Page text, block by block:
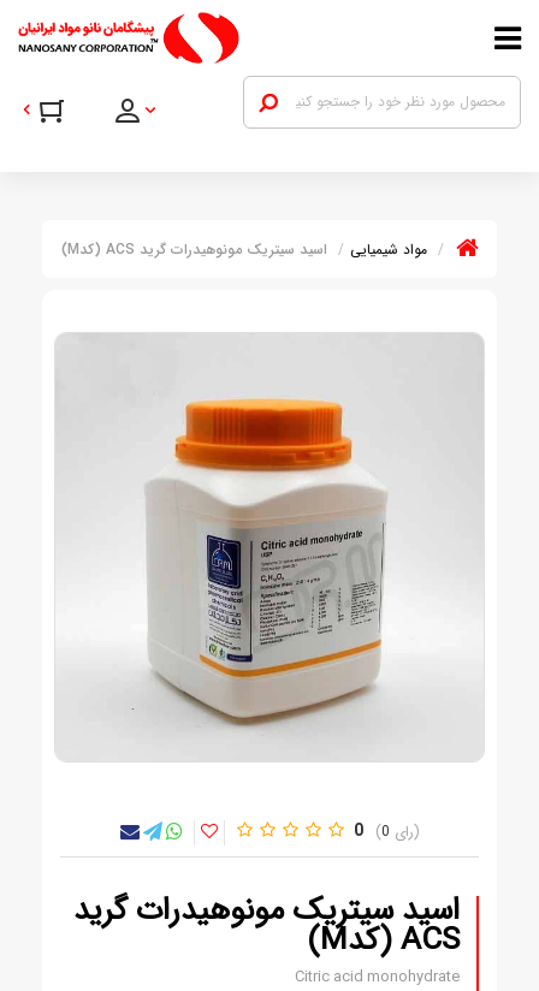
مواد شیمیایی اسید سیتریک مونوهیدرات گرید ACS (کدM)
0 0
اسید سیتریک مونوهیدرات گرید
ACS (کدM)
Citric acid monohydrate